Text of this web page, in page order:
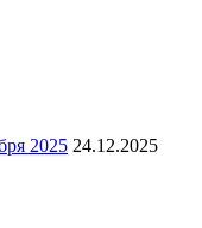
2025 24.12.2025